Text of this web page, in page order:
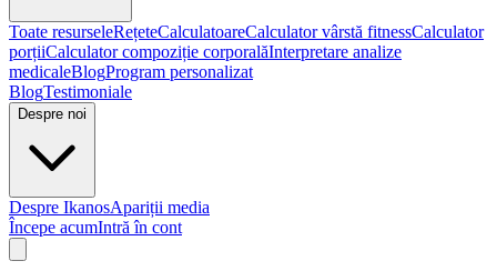
Toate resurseleRețeteCalculatoareCalculator vârstă fitnessCalculator
porțiiCalculator compoziție corporalăInterpretare analize
medicaleBlogProgram personalizat
BlogTestimoniale
Despre noi
Despre IkanosApariții media
Începe acumIntră în cont